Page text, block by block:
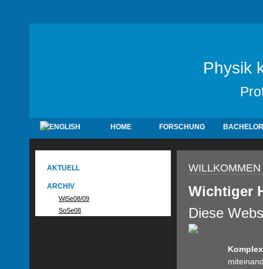
Physik
HOME FORSCHUNG BACHELOR
AKTUELL
ARCHIV
WiSe08/09
SoSe08
WILLKOMMEN
Wichtiger
Diese